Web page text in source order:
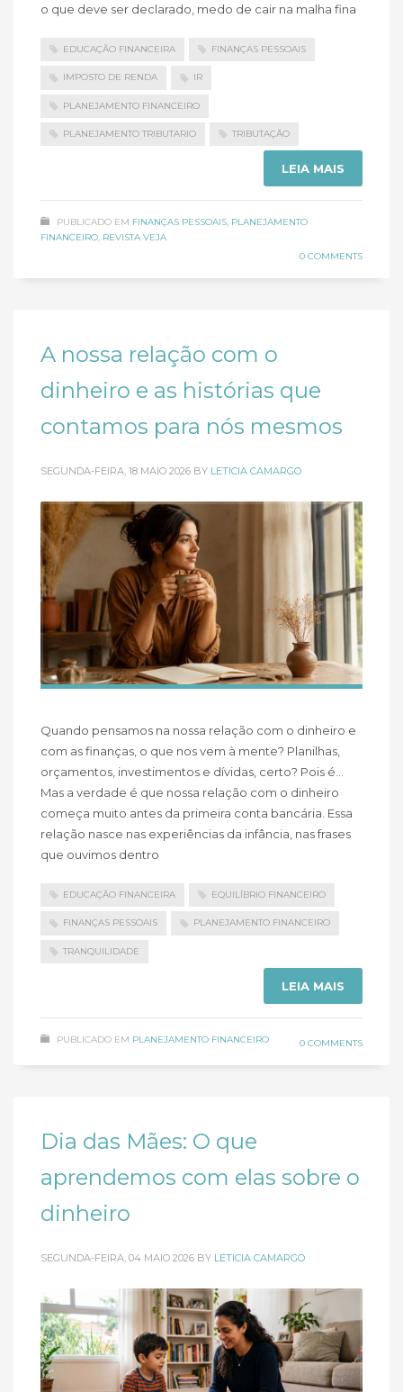
o que deve ser declarado, medo de cair na malha fina
EDUCAÇÃO FINANCEIRA FINANÇAS PESSOAIS
IMPOSTO DE RENDA IR
PLANEJAMENTO FINANCEIRO
PLANEJAMENTO TRIBUTARIO TRIBUTAÇÃO
LEIA MAIS
PUBLICADO EM FINANÇAS PESSOAIS, PLANEJAMENTO
FINANCEIRO, REVISTA VEJA
0 COMMENTS
A nossa relação com o
dinheiro e as histórias que
contamos para nós mesmos
SEGUNDA-FEIRA, 18 MAIO 2026 BY LETICIA CAMARGO
Quando pensamos na nossa relação com o dinheiro e
com as finanças, o que nos vem à mente? Planilhas,
orçamentos, investimentos e dívidas, certo? Pois é…
Mas a verdade é que nossa relação com o dinheiro
começa muito antes da primeira conta bancária. Essa
relação nasce nas experiências da infância, nas frases
que ouvimos dentro
EDUCAÇÃO FINANCEIRA EQUILÍBRIO FINANCEIRO
FINANÇAS PESSOAIS PLANEJAMENTO FINANCEIRO
TRANQUILIDADE
LEIA MAIS
PUBLICADO EM PLANEJAMENTO FINANCEIRO 0 COMMENTS
Dia das Mães: O que
aprendemos com elas sobre o
dinheiro
SEGUNDA-FEIRA, 04 MAIO 2026 BY LETICIA CAMARGO